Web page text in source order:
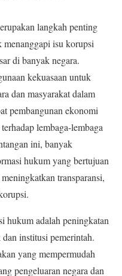
langkah penting
isu korupsi
di banyak negara.
kekuasaan untuk
dan masyarakat dalam
pembangunan ekonomi
lembaga-lembaga
ini, banyak
hukum yang bertujuan
transparansi,
hukum adalah peningkatan
institusi pemerintah.
yang mempermudah
pengeluaran negara dan